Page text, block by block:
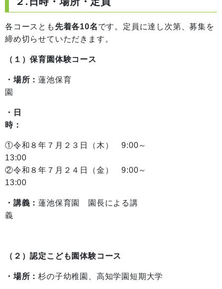
各コースとも 先着各10名 です。定員に達し次第、募集を
締め切らせていただきます。
（１）保育園体験コース
・場所 ：蓮池保育
・日
時
①令和８年７月２３日（木） 9:00～
②令和８年７月２４日（金） 9:00～
13:00
・講義：蓮池保育園 園長による講
義
（２）認定こども園体験コース
・場所：杉の子幼稚園、高知学園短期大学